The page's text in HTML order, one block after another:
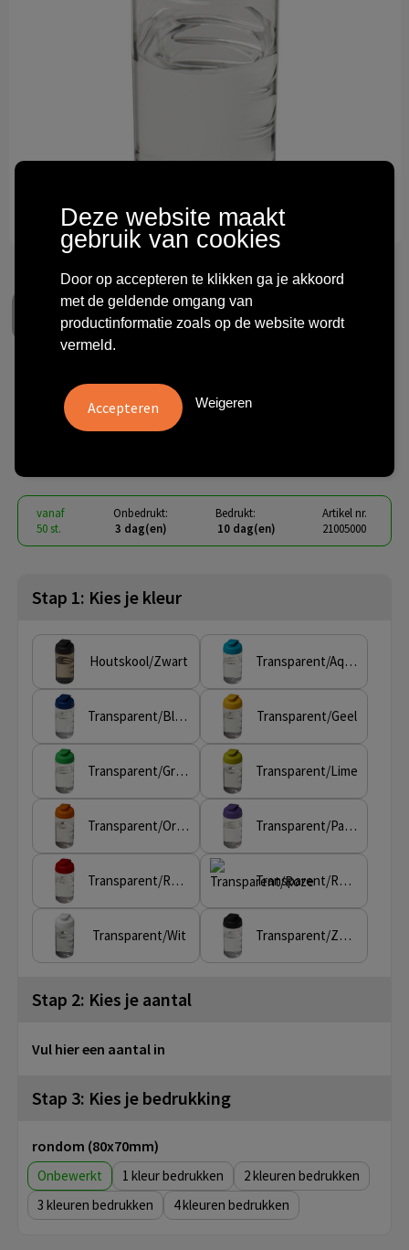
Technologie & gadgets
Themageschenken
H2O Active® Bop 500 ml
sportfles met flipcapdeksel
vanaf
50 st.
Onbedrukt:
3 dag(en)
Bedrukt:
10 dag(en)
Artikel nr.
21005000
Stap 1: Kies je kleur
Houtskool/Zwart Transparent/Aquablauw
Transparent/Blauw Transparent/Geel
Transparent/Groen Transparent/Lime
Transparent/Oranje Transparent/Paars
Transparent/Rood Transparent/Roze
Transparent/Wit Transparent/Zwart
Stap 2: Kies je aantal
Vul hier een aantal in
Stap 3: Kies je bedrukking
rondom (80x70mm)
Onbewerkt 1
2
3
4
Deze website maakt
gebruik van cookies
Door op accepteren te klikken ga je akkoord
met de geldende omgang van
productinformatie zoals op de website wordt
vermeld.
Weigeren